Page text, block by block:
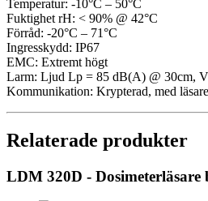
Temperatur: -10°C – 50°C
Fuktighet rH: < 90% @ 42°C
Förråd: -20°C – 71°C
Ingresskydd: IP67
EMC: Extremt högt
Larm: Ljud Lp = 85 dB(A) @ 30cm,
Kommunikation: Krypterad, med
Relaterade produkter
LDM 320D - Dosimeterläsare